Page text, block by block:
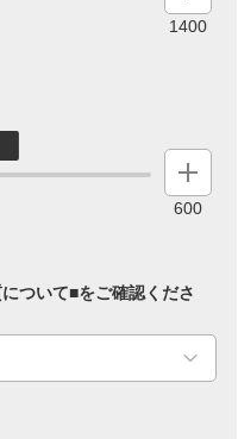
1400
600
ついて■をご確認くださ